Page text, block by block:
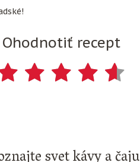
Ohodnotiť recept